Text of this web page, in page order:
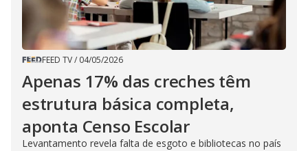
FEED TV/ 04/05/2026
Apenas 17% das creches têm
estrutura básica completa,
aponta Censo Escolar
Levantamento revela falta de esgoto e bibliotecas no país